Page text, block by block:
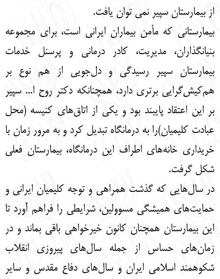
از بیمارستان سپیر نمی توان یافت.
بیمارستانی که مأمن بیماران ایرانی است، برای مجموعه
بنیانگذاران، مدیریت، کادر درمانی و پرسنل خدمات
بیمارستان سپیر رسیدگی و دل‌جویی از هم نوع بر
هم‌کیش‌گرایی برتری دارد، همچنانکه دکتر روح ا... سپیر
بر این اعتقاد پایبند بود و یکی از اتاق‌های کنیسه (محل
عبادت کلیمیان)را به درمانگاه تبدیل کرد و به مرور زمان با
خریداری خانه‌های اطراف این درمانگاه، بیمارستان فعلی
شکل گرفت.
در سال‌هایی که گذشت همراهی و توجه کلیمیان ایرانی و
حمایت‌های همیشگی مسوولین، شرایطی را فراهم آورد تا
این بیمارستان همچنان کانون خیرخواهی باقی بماند و در
زمان‌های حساس از جمله سال‌های پیروزی انقلاب
شکوهمند اسلامی ایران و سال‌های دفاع مقدس و سایر